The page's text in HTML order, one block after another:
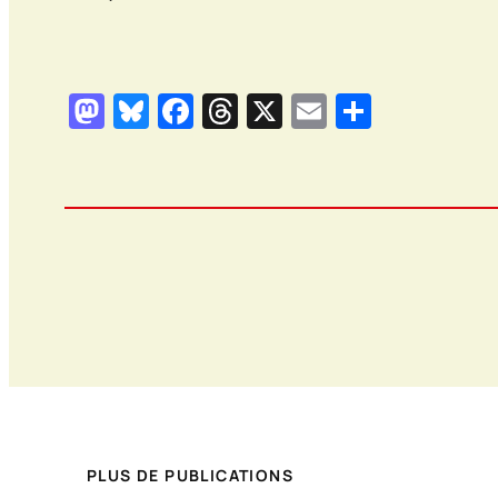
Mastodon
Bluesky
Facebook
Threads
X Email
PLUS DE PUBLICATIONS